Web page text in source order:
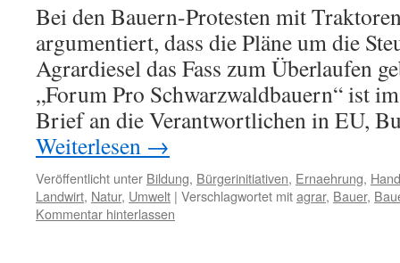
Bei den Bauern-Protesten mit
argumentiert, dass die Pläne um die
Agrardiesel das Fass zum Überlaufen
„Forum Pro Schwarzwaldbauern“ ist
Brief an die Verantwortlichen in EU,
Weiterlesen →
Veröffentlicht unter Bildung, Bürgerinitiativen, Ernaehrung,
Landwirt, Natur, Umwelt | Verschlagwortet mitagrar, Bauer,
Kommentar hinterlassen